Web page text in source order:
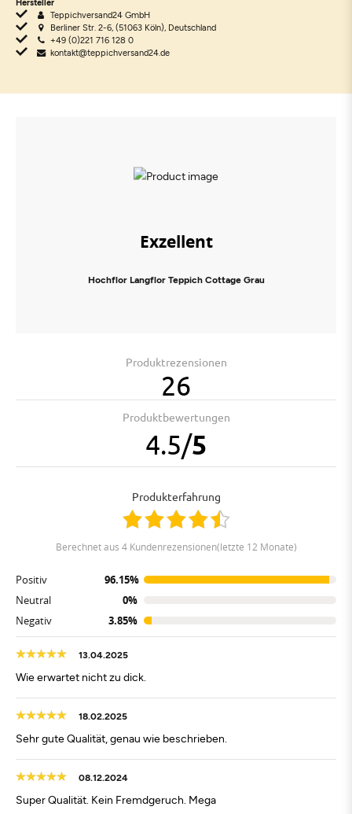
Teppichversand24 GmbH
Berliner Str. 2-6, (51063 Köln), Deutschland
+49 (0)221 716 128 0
kontakt@teppichversand24.de
Exzellent
Hochflor Langflor Teppich Cottage Grau
Produktrezensionen
26
Produktbewertungen
4.5/5
Produkterfahrung
berechnet aus 4 Kundenrezensionen(letzte 12 Monate)
Positiv
96.15%
Neutral
0%
Negativ
3.85%
13.04.2025
Wie erwartet nicht zu dick.
18.02.2025
Sehr gute Qualität, genau wie beschrieben.
08.12.2024
Super Qualität. Kein Fremdgeruch. Mega